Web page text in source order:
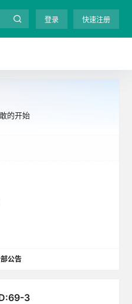
登录 快速注册
的开始
公告
3